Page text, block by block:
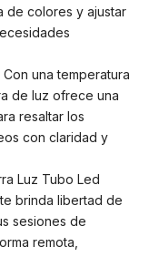
de colores y ajustar
Con una temperatura
de luz ofrece una
resaltar los
con claridad y
Luz Tubo Led
brinda libertad de
sesiones de
remota,